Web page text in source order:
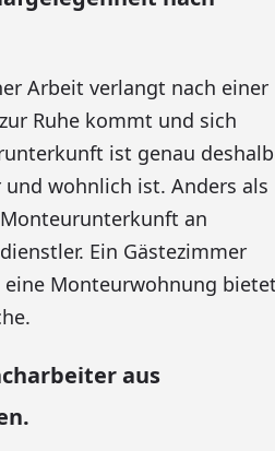
Arbeit verlangt nach einer
Ruhe kommt und sich
ist genau deshalb
wohnlich ist. Anders als
an
Ein Gästezimmer
Monteurwohnung
aus